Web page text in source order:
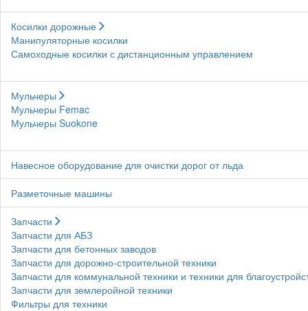
Косилки дорожные
Манипуляторные косилки
Самоходные косилки с дистанционным управлением
Мульчеры
Мульчеры Femac
Мульчеры Suokone
Навесное оборудование для очистки дорог от льда
Разметочные машины
Запчасти
Запчасти для АБЗ
Запчасти для бетонных заводов
Запчасти для дорожно-строительной техники
Запчасти для коммунальной техники и техники для
Запчасти для землеройной техники
Фильтры для техники